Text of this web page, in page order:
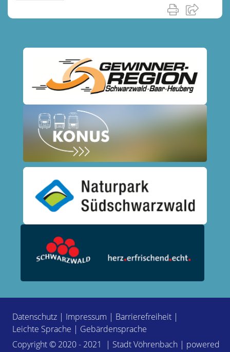
Datenschutz | Impressum | Barrierefreiheit |
Leichte Sprache | Gebärdensprache
Copyright © 2020 - 2021 | Stadt Vöhrenbach | powered